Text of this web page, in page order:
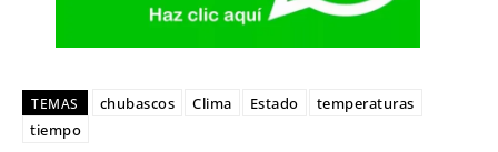
TEMAS chubascos Clima Estado
temperaturas
tiempo